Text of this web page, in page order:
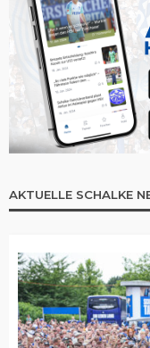
AKTUELLE SCHALKE